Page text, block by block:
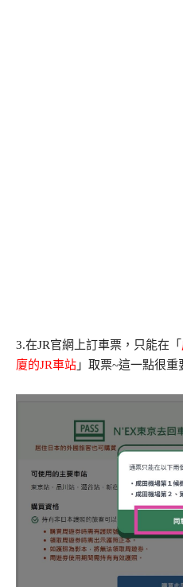
3.在JR官網上訂車票，只能在「
廈的JR車站 」取票~這一點很重